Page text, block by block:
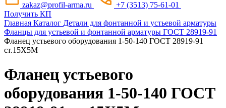
zakaz@profil-arma.ru
+7 (3513) 75-61-01
Получить КП
Главная Каталог Детали для фонтанной и устьевой арматуры
Фланцы для устьевой и фонтанной арматуры ГОСТ 28919-91
Фланец устьевого оборудования 1-50-140 ГОСТ 28919-91
ст.15Х5М
Фланец устьевого
оборудования 1-50-140 ГОСТ